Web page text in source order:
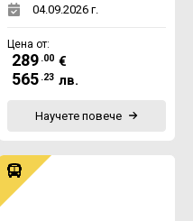
04.09.2026 г.
Цена от:
289 .00 €
565 .23 лв.
Научете повече